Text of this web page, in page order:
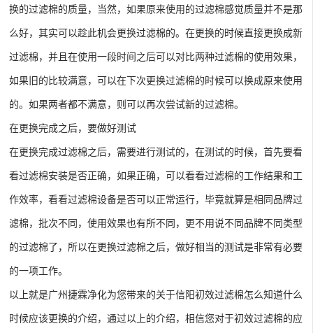
换的过滤棉的质量，当然，如果原来使用的过滤棉感觉质量并不是那
么好，其实可以趁此机会更换过滤棉的。在更换的时候直接更换成新
过滤棉，并且在使用一段时间之后可以对比两种过滤棉的使用效果，
如果旧的比较满意，可以在下次更换过滤棉的时候可以换成原来使用
的。如果两者都不满意，则可以再次尝试新的过滤棉。
在更换完成之后，要做好测试
在更换完成过滤棉之后，需要进行测试的，在测试的时候，首先要看
看过滤棉安装是否正确，如果正确，可以看看过滤棉的工作结果和工
作效率，看看过滤棉设备是否可以正常运行，毕竟就算是相同品牌过
滤棉，批次不同，使用效果也有所不同，更不用说不同品牌不同类型
的过滤棉了，所以在更换过滤棉之后，做好相当的测试是非常有必要
的一项工作。
以上就是广州捷霖净化为您带来的关于信阳初效过滤棉怎么知道什么
时候应该更换的介绍，通过以上的介绍，相信您对于初效过滤棉的应